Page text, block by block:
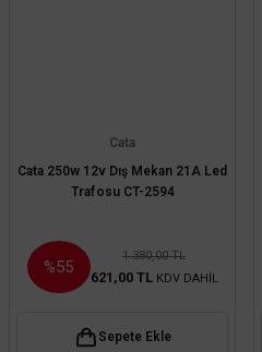
Cata
Cata 250w 12v Dış Mekan 21A Led
Trafosu CT-2594
%55
1.380,00 TL
621,00 TL KDV DAHİL
Sepete Ekle